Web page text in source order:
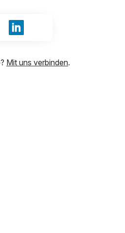
Anmelden mit LinkedIn
Mit uns verbinden.